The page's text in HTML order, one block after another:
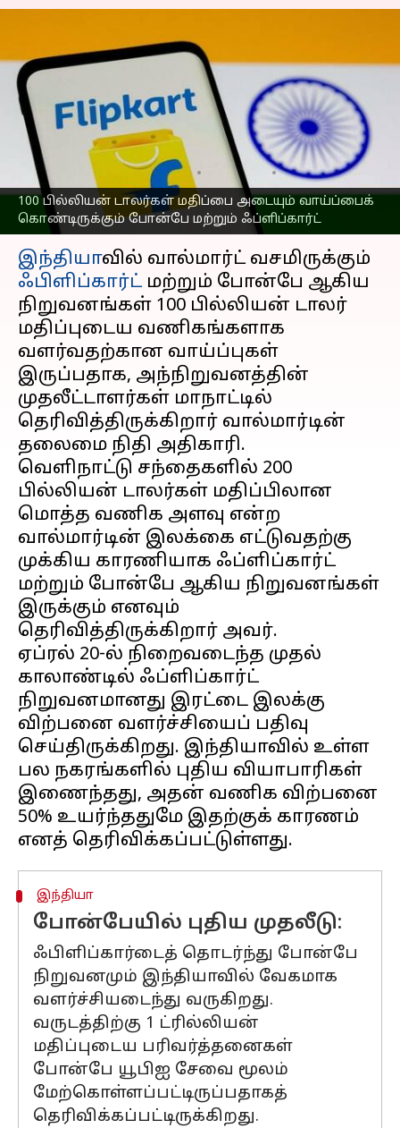
100 பில்லியன் டாலர்கள் மதிப்பை அடையும் வாய்ப்பைக்
கொண்டிருக்கும் போன்பே மற்றும் ஃப்ளிப்கார்ட்
100 பில்லியன் டாலர்கள்
மதிப்பை அடையும்
வாய்ப்பைக்
கொண்டிருக்கும் போன்பே
மற்றும் ஃப்ளிப்கார்ட்
எழுதியவர் Prasanna Venkatesh Jun 15, 2023 01:31 pm
செய்தி முன்னோட்டம்
இந்தியாவில் வால்மார்ட் வசமிருக்கும்
ஃபிளிப்கார்ட் மற்றும் போன்பே ஆகிய
நிறுவனங்கள் 100 பில்லியன் டாலர்
மதிப்புடைய வணிகங்களாக
வளர்வதற்கான வாய்ப்புகள்
இருப்பதாக, அந்நிறுவனத்தின்
முதலீட்டாளர்கள் மாநாட்டில்
தெரிவித்திருக்கிறார் வால்மார்டின்
தலைமை நிதி அதிகாரி.
வெளிநாட்டு சந்தைகளில் 200
பில்லியன் டாலர்கள் மதிப்பிலான
மொத்த வணிக அளவு என்ற
வால்மார்டின் இலக்கை எட்டுவதற்கு
முக்கிய காரணியாக ஃப்ளிப்கார்ட்
மற்றும் போன்பே ஆகிய நிறுவனங்கள்
இருக்கும் எனவும்
தெரிவித்திருக்கிறார் அவர்.
ஏப்ரல் 20-ல் நிறைவடைந்த முதல்
காலாண்டில் ஃப்ளிப்கார்ட்
நிறுவனமானது இரட்டை இலக்கு
விற்பனை வளர்ச்சியைப் பதிவு
செய்திருக்கிறது. இந்தியாவில் உள்ள
பல நகரங்களில் புதிய வியாபாரிகள்
இணைந்தது, அதன் வணிக விற்பனை
50% உயர்ந்ததுமே இதற்குக் காரணம்
இந்தியா
போன்பேயில் புதிய முதலீடு:
ஃபிளிப்கார்டைத் தொடர்ந்து போன்பே
நிறுவனமும் இந்தியாவில் வேகமாக
வளர்ச்சியடைந்து வருகிறது.
வருடத்திற்கு 1 ட்ரில்லியன்
மதிப்புடைய பரிவர்த்தனைகள்
போன்பே யூபிஐ சேவை மூலம்
மேற்கொள்ளப்பட்டிருப்பதாகத்
தெரிவிக்கப்பட்டிருக்கிறது.